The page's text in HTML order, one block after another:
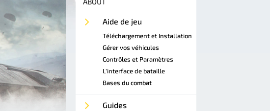
Aide de jeu
Téléchargement et Installation
Gérer vos véhicules
Contrôles et Paramètres
L'interface de bataille
Bases du combat
Guides